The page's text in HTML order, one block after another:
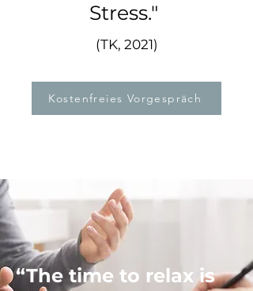
Stress."
(TK, 2021)
Kostenfreies Vorgespräch
“The time to relax is